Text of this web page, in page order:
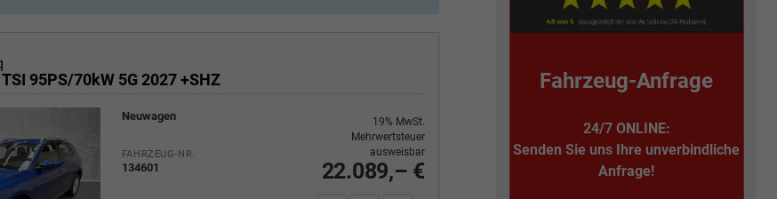
95PS/70kW 5G 2027 +SHZ
Neuwagen
FAHRZEUG-NR.
134601 22.089,– €
19% MwSt.
Mehrwertsteuer
ausweisbar
Fahrzeug-Anfrage
24/7 ONLINE:
Senden Sie uns Ihre unverbindliche
Anfrage!